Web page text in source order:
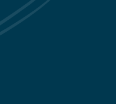
zurück in die Schulzeit:
wie viel Energie in
wird. Sie steht